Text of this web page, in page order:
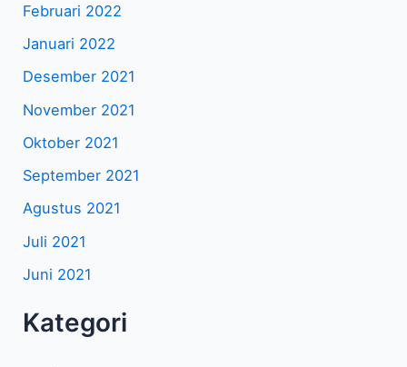
Februari 2022
Januari 2022
Desember 2021
November 2021
Oktober 2021
September 2021
Agustus 2021
Juli 2021
Juni 2021
Kategori